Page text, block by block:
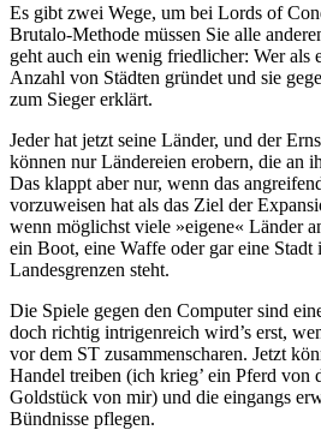
Es gibt zwei Wege, um bei Lords of
Brutalo-Methode müssen Sie alle
geht auch ein wenig friedlicher: Wer als
Anzahl von Städten gründet und sie
zum Sieger erklärt.
Jeder hat jetzt seine Länder, und der
können nur Ländereien erobern, die an
Das klappt aber nur, wenn das
vorzuweisen hat als das Ziel der
wenn möglichst viele »eigene« Länder
ein Boot, eine Waffe oder gar eine Stadt
Landesgrenzen steht.
Die Spiele gegen den Computer sind
doch richtig intrigenreich wird’s erst,
vor dem ST zusammenscharen. Jetzt
Handel treiben (ich krieg’ ein Pferd von
Goldstück von mir) und die eingangs
Bündnisse pflegen.